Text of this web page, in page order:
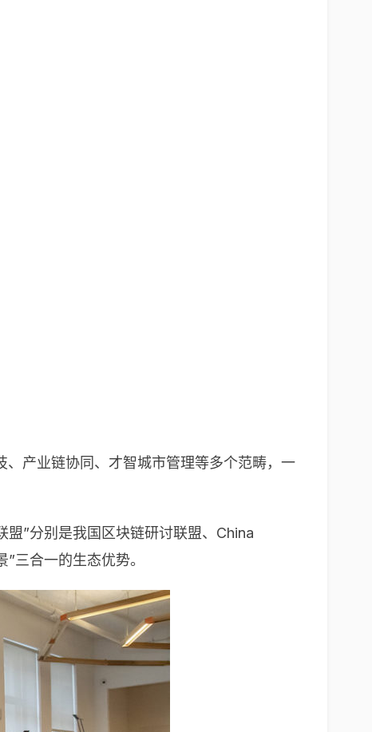
产业链协同、才智城市管理等多个范畴，一
”分别是我国区块链研讨联盟、China
三合一的生态优势。